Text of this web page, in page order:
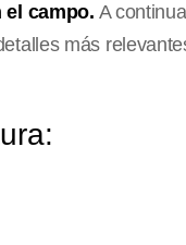
el campo. A
más